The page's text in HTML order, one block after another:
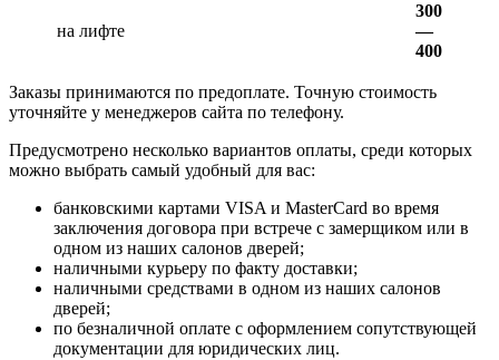
на лифте
300
—
400
Заказы принимаются по предоплате. Точную стоимость
уточняйте у менеджеров сайта по телефону.
Предусмотрено несколько вариантов оплаты, среди которых
можно выбрать самый удобный для вас:
банковскими картами VISA и MasterCard во время
заключения договора при встрече с замерщиком или в
одном из наших салонов дверей;
наличными курьеру по факту доставки;
наличными средствами в одном из наших салонов
дверей;
по безналичной оплате с оформлением сопутствующей
документации для юридических лиц.